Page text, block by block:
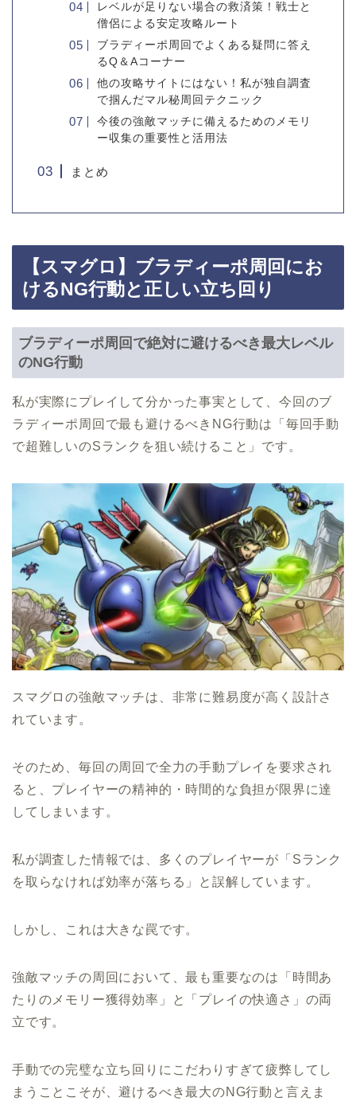
レベルが足りない場合の救済策！戦士と
僧侶による安定攻略ルート
ブラディーポ周回でよくある疑問に答え
るQ＆Aコーナー
他の攻略サイトにはない！私が独自調査
で掴んだマル秘周回テクニック
今後の強敵マッチに備えるためのメモリ
ー収集の重要性と活用法
まとめ
【スマグロ】ブラディーポ周回にお
けるNG行動と正しい立ち回り
ブラディーポ周回で絶対に避けるべき最大レベル
のNG行動
私が実際にプレイして分かった事実として、今回のブ
ラディーポ周回で最も避けるべきNG行動は「毎回手動
で超難しいのSランクを狙い続けること」です。
スマグロの強敵マッチは、非常に難易度が高く設計さ
れています。
そのため、毎回の周回で全力の手動プレイを要求され
ると、プレイヤーの精神的・時間的な負担が限界に達
してしまいます。
私が調査した情報では、多くのプレイヤーが「Sランク
を取らなければ効率が落ちる」と誤解しています。
しかし、これは大きな罠です。
強敵マッチの周回において、最も重要なのは「時間あ
たりのメモリー獲得効率」と「プレイの快適さ」の両
立です。
手動での完璧な立ち回りにこだわりすぎて疲弊してし
まうことこそが、避けるべき最大のNG行動と言えま